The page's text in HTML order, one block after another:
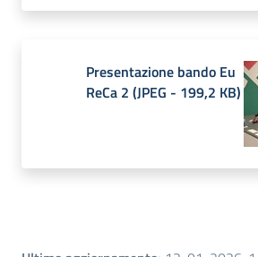
Presentazione bando Eu
ReCa 2 (JPEG - 199,2 KB)